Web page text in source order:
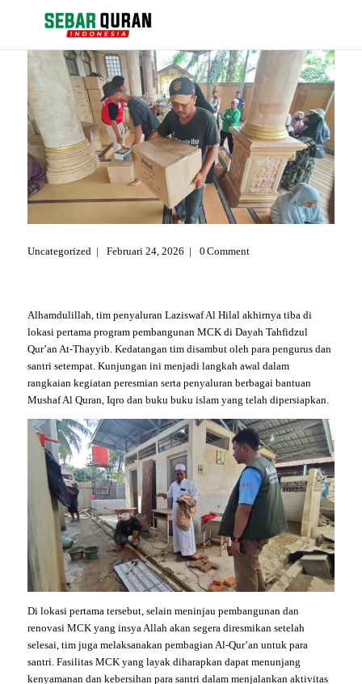
Berita
Events
Kontak
Tentang Kami
Pengajuan Bantuan Al Quran
Uncategorized Februari 24, 2026 0 Comment
Alhamdulillah, tim penyaluran Laziswaf Al Hilal akhirnya tiba di
lokasi pertama program pembangunan MCK di Dayah Tahfidzul
Qur’an At-Thayyib. Kedatangan tim disambut oleh para pengurus dan
santri setempat. Kunjungan ini menjadi langkah awal dalam
rangkaian kegiatan peresmian serta penyaluran berbagai bantuan
Mushaf Al Quran, Iqro dan buku buku islam yang telah dipersiapkan.
Di lokasi pertama tersebut, selain meninjau pembangunan dan
renovasi MCK yang insya Allah akan segera diresmikan setelah
selesai, tim juga melaksanakan pembagian Al-Qur’an untuk para
santri. Fasilitas MCK yang layak diharapkan dapat menunjang
kenyamanan dan kebersihan para santri dalam menjalankan aktivitas